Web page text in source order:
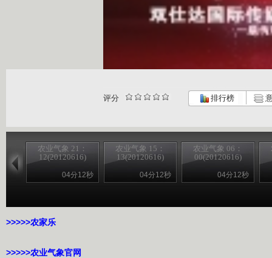
评分 排行榜
农业气象 21：
12(20120616)
04分12秒
农业气象 15：
13(20120616)
04分12秒
农业气象 06：
00(20120616)
04分12秒
>>>>>农家乐
>>>>>农业气象官网